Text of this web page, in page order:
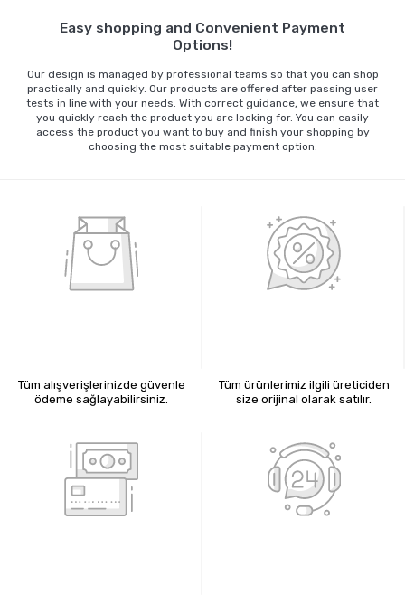
Easy shopping and Convenient Payment
Options!
Our design is managed by professional teams so that you can shop
practically and quickly. Our products are offered after passing user
tests in line with your needs. With correct guidance, we ensure that
you quickly reach the product you are looking for. You can easily
access the product you want to buy and finish your shopping by
choosing the most suitable payment option.
Tüm alışverişlerinizde güvenle
ödeme sağlayabilirsiniz.
Tüm ürünlerimiz ilgili üreticiden
size orijinal olarak satılır.